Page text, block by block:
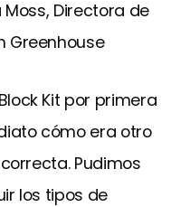
Directora de
Greenhouse
Kit por primera
cómo era otro
Pudimos
los tipos de